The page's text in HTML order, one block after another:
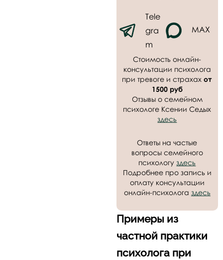
Tele
gra
m
MAX
Стоимость онлайн-
консультации психолога
при тревоге и страхахот
1500 руб
Отзывы о семейном
психологе Ксении Седых
здесь
Ответы на частые
вопросы семейного
психологуздесь
Подробнее про запись и
оплату консультации
онлайн-психолога здесь
Примеры из
частной практики
психолога при